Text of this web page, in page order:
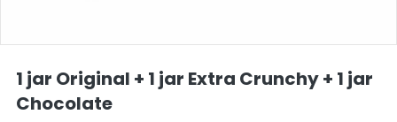
1 jar Original + 1 jar Extra Crunchy + 1 jar
Chocolate